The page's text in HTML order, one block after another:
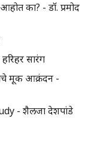
का? - डॉ. प्रमोद
सारंग
मूक आक्रंदन -
- शैलजा देशपांडे